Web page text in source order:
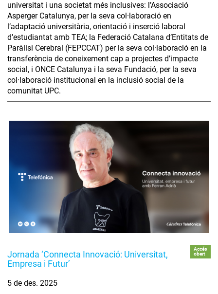
universitat i una societat més inclusives: l’Associació
Asperger Catalunya, per la seva col·laboració en
l’adaptació universitària, orientació i inserció laboral
d’estudiantat amb TEA; la Federació Catalana d’Entitats de
Paràlisi Cerebral (FEPCCAT) per la seva col·laboració en la
transferència de coneixement cap a projectes d’impacte
social, i ONCE Catalunya i la seva Fundació, per la seva
col·laboració institucional en la inclusió social de la
comunitat UPC.
Jornada ‘Connecta Innovació: Universitat,
Empresa i Futur’
Accés
obert
5 de des. 2025